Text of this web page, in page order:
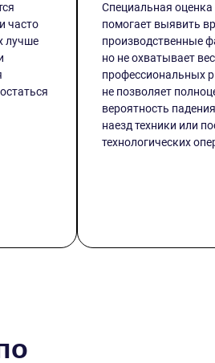
часто
лучше
Специальная оценка
помогает выявить
производственные
но не охватывает
профессиональных
не позволяет
вероятность
наезд техники или
технологических